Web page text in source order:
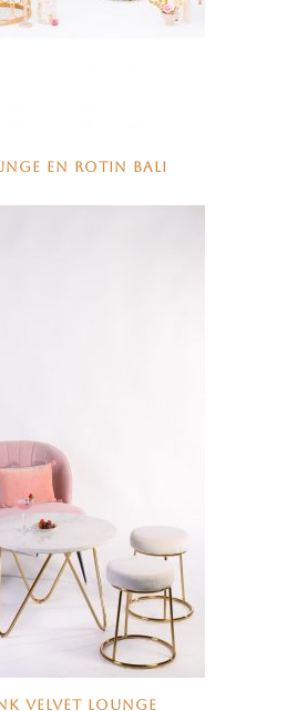
EN ROTIN BALI
VELVET LOUNGE